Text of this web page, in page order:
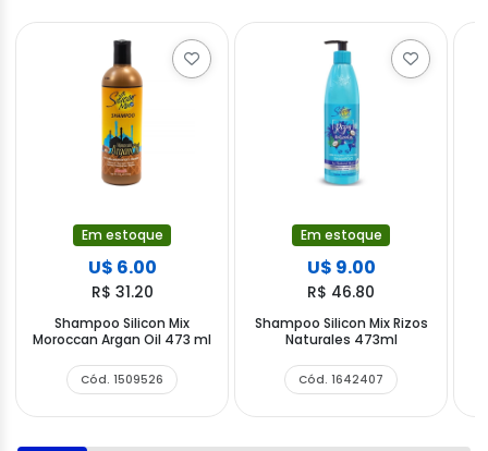
Em estoque
U$ 6.00
R$ 31.20
Shampoo Silicon Mix
Moroccan Argan Oil 473 ml
Cód. 1509526
Em estoque
U$ 9.00
R$ 46.80
Shampoo Silicon Mix Rizos
Naturales 473ml
Cód. 1642407